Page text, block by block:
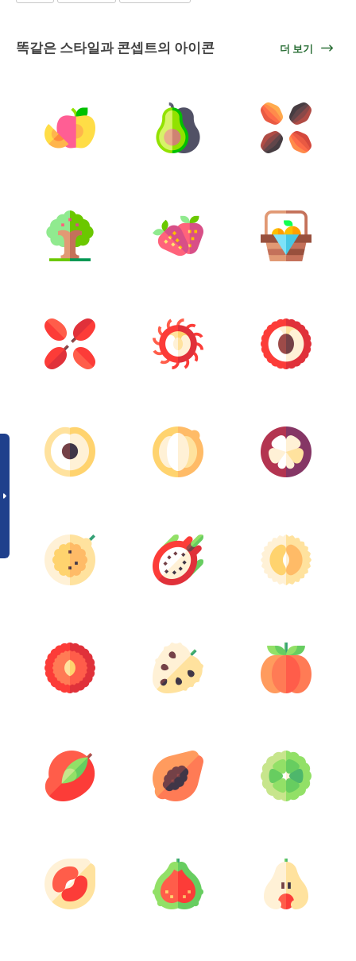
똑같은 스타일과 콘셉트의 아이콘 더 보기